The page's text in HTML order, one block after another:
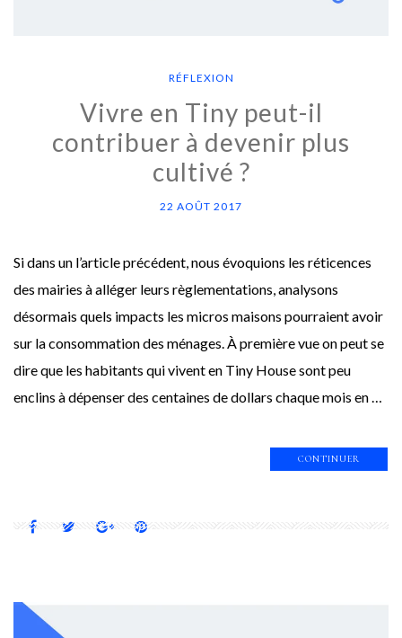
RÉFLEXION
Vivre en Tiny peut-il
contribuer à devenir plus
cultivé ?
22 AOÛT 2017
Si dans un l’article précédent, nous évoquions les réticences
des mairies à alléger leurs règlementations, analysons
désormais quels impacts les micros maisons pourraient avoir
sur la consommation des ménages. À première vue on peut se
dire que les habitants qui vivent en Tiny House sont peu
enclins à dépenser des centaines de dollars chaque mois en …
CONTINUER